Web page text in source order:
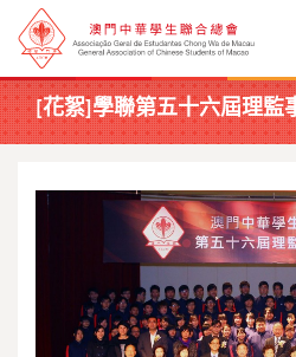
[花絮]學聯第五十六屆理監